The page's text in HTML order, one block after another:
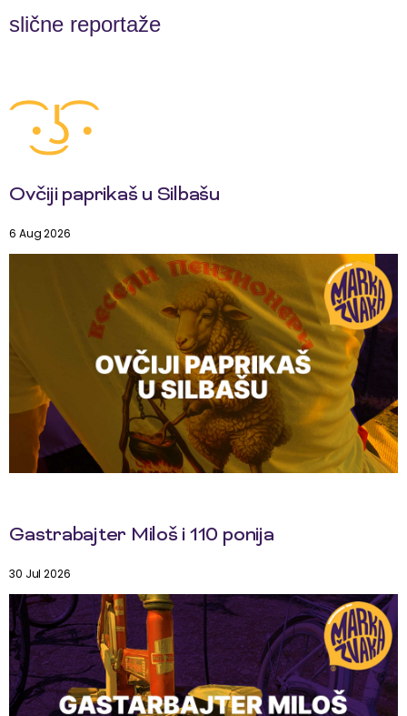
slične reportaže
Ovčiji paprikaš u Silbašu
6 Aug 2026
Gastrabajter Miloš i 110 ponija
30 Jul 2026